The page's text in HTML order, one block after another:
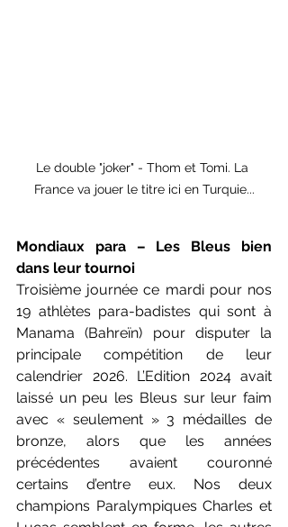
Le double "joker" - Thom et Tomi. La
France va jouer le titre ici en Turquie...
Mondiaux para – Les Bleus bien
dans leur tournoi
Troisième journée ce mardi pour nos
19 athlètes para-badistes qui sont à
Manama (Bahreïn) pour disputer la
principale compétition de leur
calendrier 2026. L’Edition 2024 avait
laissé un peu les Bleus sur leur faim
avec « seulement » 3 médailles de
bronze, alors que les années
précédentes avaient couronné
certains d’entre eux. Nos deux
champions Paralympiques Charles et